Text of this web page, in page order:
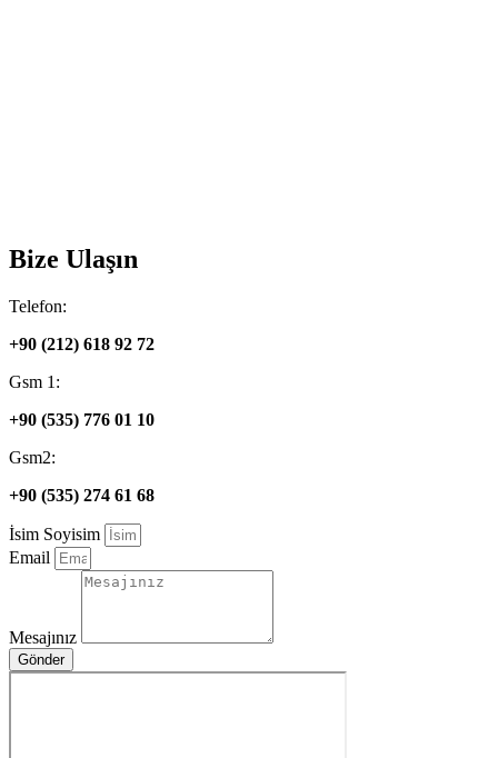
Bize Ulaşın
Telefon:
+90 (212) 618 92 72
Gsm 1:
+90 (535) 776 01 10
Gsm2:
+90 (535) 274 61 68
İsim Soyisim
Email
Mesajınız
Gönder